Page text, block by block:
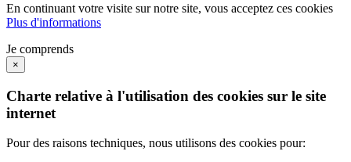
En continuant votre visite sur notre site, vous acceptez ces cookies
Plus d'informations
Je comprends
×
Charte relative à l'utilisation des cookies sur le site
internet
Pour des raisons techniques, nous utilisons des cookies pour: